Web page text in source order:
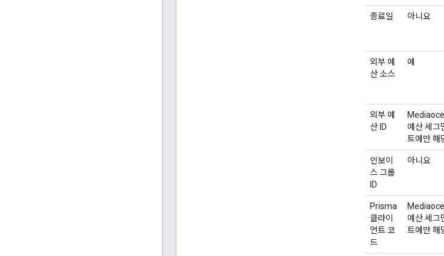
종료일 아니요
외부 예
산 소스
예
외부 예
산 ID
예산 세그
트에만 해
인보이
스 그룹
ID
아니요
Prisma
클라이
언트 코
드
예산 세그
트에만 해